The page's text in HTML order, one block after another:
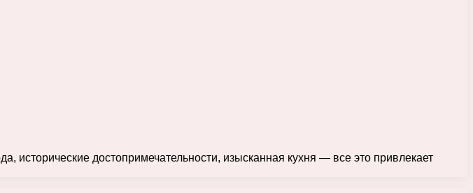
исторические достопримечательности, изысканная кухня — все это привлекает